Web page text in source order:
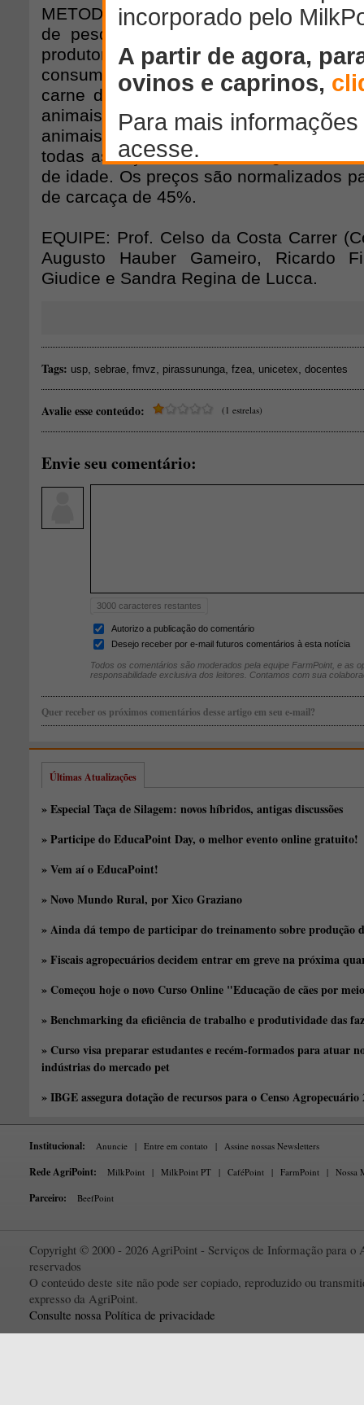
METODOLOGIA: Os indicadores são
de pesquisas semanais de preços
produtores localizados nas principais
consumidoras do estado de São
carne do cordeiro representam a
animais comercializados, ponderado
animais abatido. Os preços cotados
todas as raças, de 25 a 40 kg e no
de idade. Os preços são normalizados
de carcaça de 45%.
EQUIPE: Prof. Celso da Costa Carrer
Augusto Hauber Gameiro, Ricardo
Giudice e Sandra Regina de Lucca.
Tags: usp sebrae fmvz pirassununga fzea unicetex docentes
Avalie esse conteúdo: (1 estrelas)
Envie seu comentário:
3000 caracteres restantes
Autorizo a publicação do comentário
Desejo receber por e-mail futuros comentários à esta notícia
Todos os comentários são moderados pela equipe FarmPoint, e as
responsabilidade exclusiva dos leitores. Contamos com sua
Quer receber os próximos comentários desse artigo em seu e-mail?
Últimas Atualizações
» Especial Taça de Silagem: novos híbridos, antigas discussões
» Participe do EducaPoint Day, o melhor evento online gratuito!
» Vem aí o EducaPoint!
» Novo Mundo Rural, por Xico Graziano
» Ainda dá tempo de participar do treinamento sobre produção
» Fiscais agropecuários decidem entrar em greve na próxima
» Começou hoje o novo Curso Online "Educação de cães por
» Benchmarking da eficiência de trabalho e produtividade das
» Curso visa preparar estudantes e recém-formados para atuar
indústrias do mercado pet
» IBGE assegura dotação de recursos para o Censo Agropecuário
Institucional: Anuncie | Entre em contato | Assine nossas Newsletters
Rede AgriPoint: MilkPoint | MilkPoint PT | CaféPoint | FarmPoint | Nossa
Parceiro: BeefPoint
Copyright © 2000 - 2026 AgriPoint - Serviços de Informação para o
reservados
O conteúdo deste site não pode ser copiado, reproduzido ou
expresso da AgriPoint.
Consulte nossa Política de privacidade